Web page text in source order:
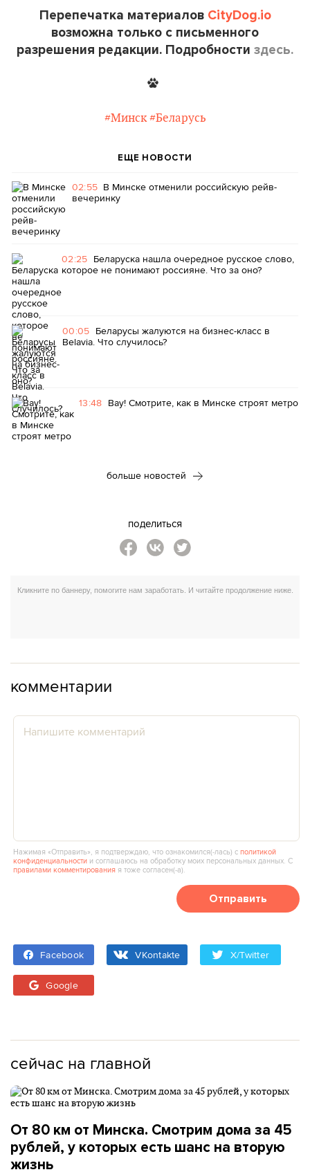
Перепечатка материалов CityDog.io
возможна только с письменного
разрешения редакции. Подробности здесь.
#Минск #Беларусь
ЕЩЕ НОВОСТИ
02:55 В Минске отменили российскую рейв-
вечеринку
02:25 Беларуска нашла очередное русское слово,
которое не понимают россияне. Что за оно?
00:05 Беларусы жалуются на бизнес-класс в
Belavia. Что случилось?
13:48 Вау! Смотрите, как в Минске строят метро
больше новостей
поделиться
комментарии
Нажимая «Отправить», я подтверждаю, что ознакомился(‑лась) сполитикой
конфиденциальности и соглашаюсь на обработку моих персональных данных. С
правилами комментирования я тоже согласен(‑а).
Отправить
Facebook VKontakte X/Twitter
Google
сейчас на главной
От 80 км от Минска. Смотрим дома за 45
рублей, у которых есть шанс на вторую
жизнь